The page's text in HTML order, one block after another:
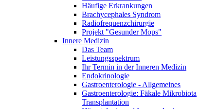
Häufige Erkrankungen
Brachycephales Syndrom
Radiofrequenzchirurgie
Projekt "Gesunder Mops"
Innere Medizin
Das Team
Leistungsspektrum
Ihr Termin in der Inneren Medizin
Endokrinologie
Gastroenterologie - Allgemeines
Gastroenterologie: Fäkale Mikrobiota
Transplantation